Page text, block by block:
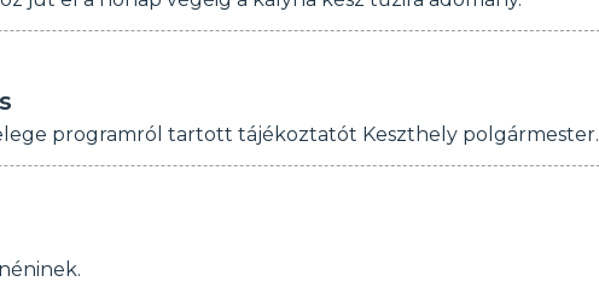
programról tartott tájékoztatót Keszthely polgármester.